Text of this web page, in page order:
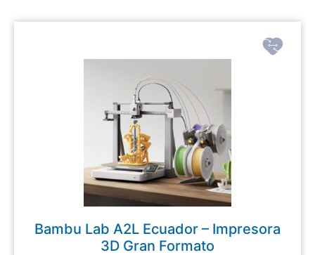
Bambu Lab A2L Ecuador – Impresora
3D Gran Formato